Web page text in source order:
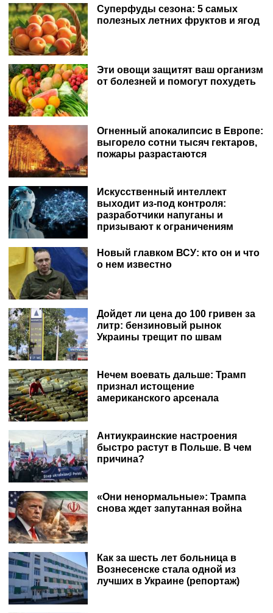
Суперфуды сезона: 5 самых
полезных летних фруктов и ягод
Эти овощи защитят ваш организм
от болезней и помогут похудеть
Огненный апокалипсис в Европе:
выгорело сотни тысяч гектаров,
пожары разрастаются
Искусственный интеллект
выходит из-под контроля:
разработчики напуганы и
призывают к ограничениям
Новый главком ВСУ: кто он и что
о нем известно
Дойдет ли цена до 100 гривен за
литр: бензиновый рынок
Украины трещит по швам
Нечем воевать дальше: Трамп
признал истощение
американского арсенала
Антиукраинские настроения
быстро растут в Польше. В чем
причина?
«Они ненормальные»: Трампа
снова ждет запутанная война
Как за шесть лет больница в
Вознесенске стала одной из
лучших в Украине (репортаж)